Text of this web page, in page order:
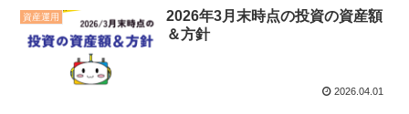
資産運用
2026年3月末時点の投資の資産額
＆方針
2026.04.01